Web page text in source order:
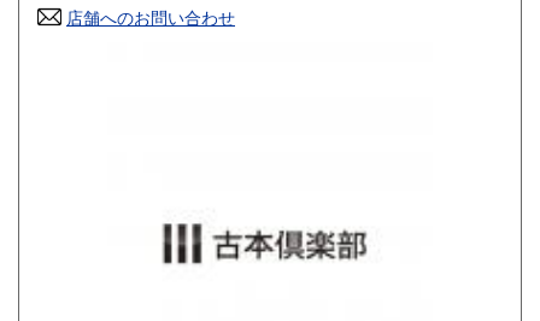
高知県 800円
1,200円
店舗へのお問い合わせ